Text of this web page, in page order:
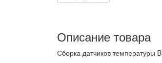
Описание товара
Сборка датчиков температуры